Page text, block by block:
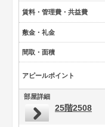
賃料・管理費・共益費
敷金・礼金
間取・面積
アピールポイント
部屋詳細
25階2508